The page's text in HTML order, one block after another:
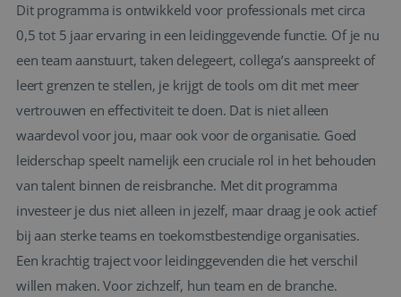
Dit programma is ontwikkeld voor professionals met circa
0,5 tot 5 jaar ervaring in een leidinggevende functie. Of je nu
een team aanstuurt, taken delegeert, collega’s aanspreekt of
leert grenzen te stellen, je krijgt de tools om dit met meer
vertrouwen en effectiviteit te doen. Dat is niet alleen
waardevol voor jou, maar ook voor de organisatie. Goed
leiderschap speelt namelijk een cruciale rol in het behouden
van talent binnen de reisbranche. Met dit programma
investeer je dus niet alleen in jezelf, maar draag je ook actief
bij aan sterke teams en toekomstbestendige organisaties.
Een krachtig traject voor leidinggevenden die het verschil
willen maken. Voor zichzelf, hun team en de branche.